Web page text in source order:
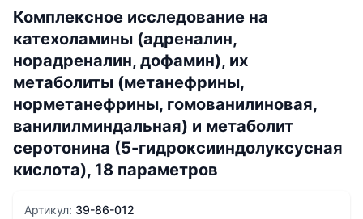
Комплексное исследование на
катехоламины (адреналин,
норадреналин, дофамин), их
метаболиты (метанефрины,
норметанефрины, гомованилиновая,
ванилилминдальная) и метаболит
серотонина (5-гидроксииндолуксусная
кислота), 18 параметров
Артикул: 39-86-012